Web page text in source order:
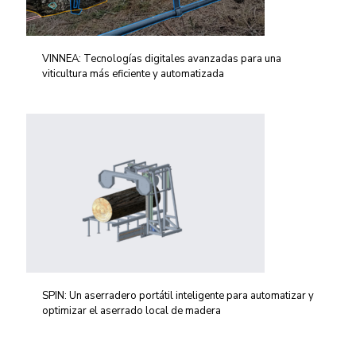
VINNEA: Tecnologías digitales avanzadas para una
viticultura más eficiente y automatizada
SPIN: Un aserradero portátil inteligente para automatizar y
optimizar el aserrado local de madera